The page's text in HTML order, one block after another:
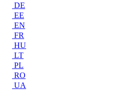
DE
EE
EN
FR
HU
LT
PL
RO
UA